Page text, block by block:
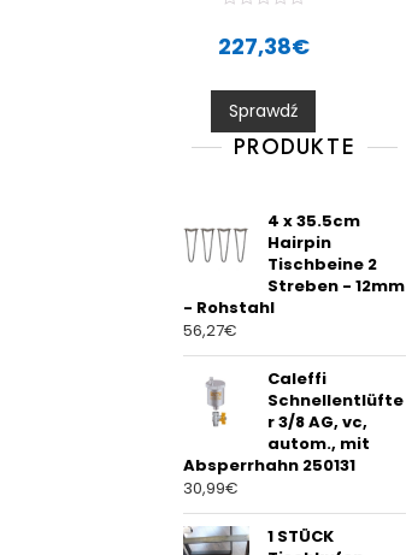
t
0
o
u
t
227,38€
Sprawdź
PRODUKTE
4 x 35.5cm
Hairpin
Tischbeine 2
Streben - 12mm
- Rohstahl
56,27€
Caleffi
Schnellentlüfte
r 3/8 AG, vc,
autom., mit
Absperrhahn 250131
30,99€
1 STÜCK